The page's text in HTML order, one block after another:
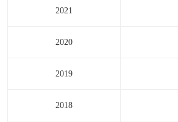
2021
2020
2019
2018